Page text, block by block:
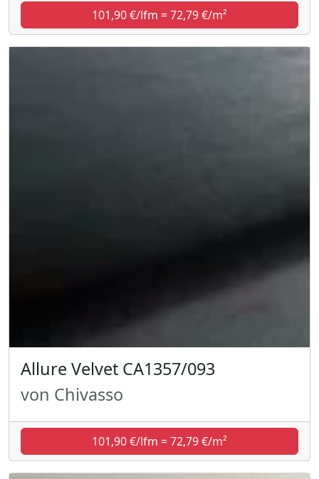
101,90 €/lfm = 72,79 €/m²
Allure Velvet CA1357/093
von Chivasso
101,90 €/lfm = 72,79 €/m²